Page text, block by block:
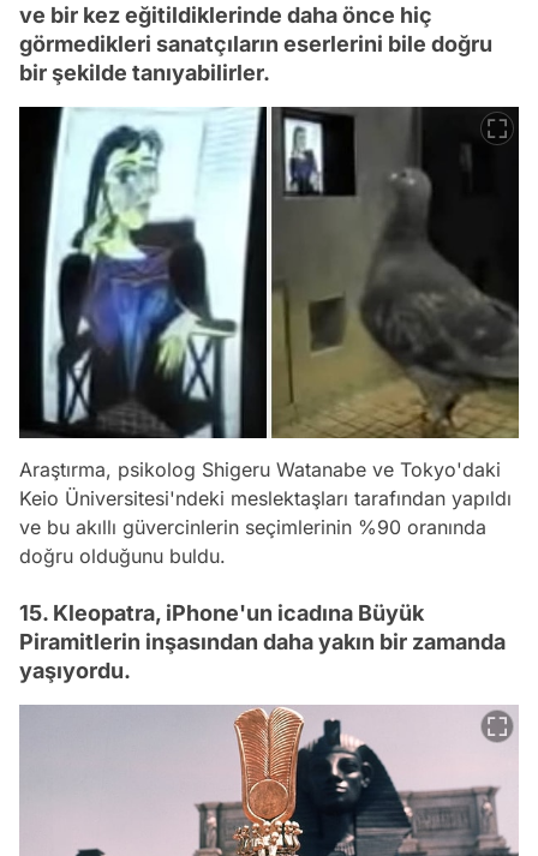
ve bir kez eğitildiklerinde daha önce hiç
görmedikleri sanatçıların eserlerini bile doğru
bir şekilde tanıyabilirler.
Araştırma, psikolog Shigeru Watanabe ve Tokyo'daki
Keio Üniversitesi'ndeki meslektaşları tarafından yapıldı
ve bu akıllı güvercinlerin seçimlerinin %90 oranında
doğru olduğunu buldu.
15. Kleopatra, iPhone'un icadına Büyük
Piramitlerin inşasından daha yakın bir zamanda
yaşıyordu.